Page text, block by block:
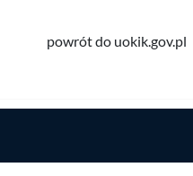
powrót do uokik.gov.pl